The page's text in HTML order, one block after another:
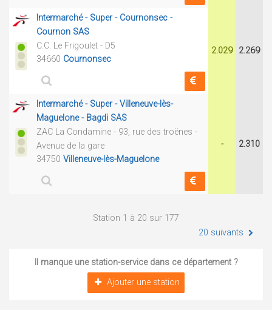
Intermarché - Super - Cournonsec -
Cournon SAS
C.C. Le Frigoulet - D5
34660 Cournonsec
2.029 2.269
Intermarché - Super - Villeneuve-lès-
Maguelone - Bagdi SAS
ZAC La Condamine - 93, rue des troënes -
Avenue de la gare
34750 Villeneuve-lès-Maguelone
- 2.310
Station 1 à 20 sur 177
20 suivants
Il manque une station-service dans ce département ?
Ajouter une station